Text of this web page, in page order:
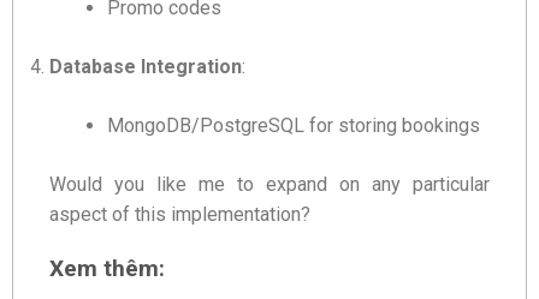
Promo codes
Database Integration:
MongoDB/PostgreSQL for storing bookings
Would you like me to expand on any particular
aspect of this implementation?
Xem thêm: